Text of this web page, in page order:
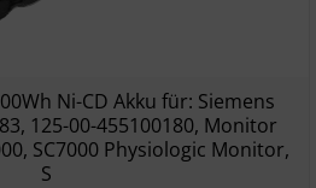
Ni-CD Akku für: Siemens
125-00-455100180, Monitor
SC7000 Physiologic Monitor,
S